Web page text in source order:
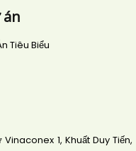
án
Tiêu Biểu
1, Khuất Duy Tiến,